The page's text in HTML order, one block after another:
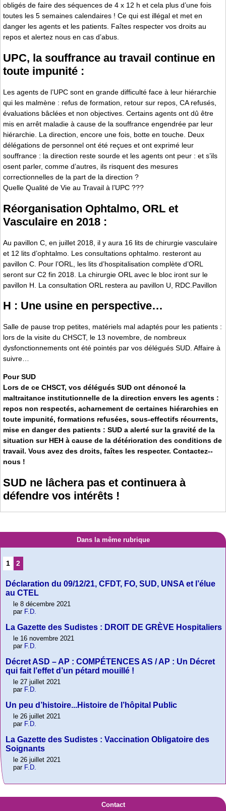
obligés de faire des séquences de 4 x 12 h et cela plus d’une fois
toutes les 5 semaines calendaires ! Ce qui est illégal et met en
danger les agents et les patients. Faîtes respecter vos droits au
repos et alertez nous en cas d’abus.
UPC, la souffrance au travail continue en
toute impunité :
Les agents de l’UPC sont en grande difficulté face à leur hiérarchie
qui les malmène : refus de formation, retour sur repos, CA refusés,
évaluations bâclées et non objectives. Certains agents ont dû être
mis en arrêt maladie à cause de la souffrance engendrée par leur
hiérarchie. La direction, encore une fois, botte en touche. Deux
délégations de personnel ont été reçues et ont exprimé leur
souffrance : la direction reste sourde et les agents ont peur : et s’ils
osent parler, comme d’autres, ils risquent des mesures
correctionnelles de la part de la direction ?
Quelle Qualité de Vie au Travail à l’UPC ???
Réorganisation Ophtalmo, ORL et
Vasculaire en 2018 :
Au pavillon C, en juillet 2018, il y aura 16 lits de chirurgie vasculaire
et 12 lits d’ophtalmo. Les consultations ophtalmo. resteront au
pavillon C. Pour l’ORL, les lits d’hospitalisation complète d’ORL
seront sur C2 fin 2018. La chirurgie ORL avec le bloc iront sur le
pavillon H. La consultation ORL restera au pavillon U, RDC.Pavillon
H : Une usine en perspective…
Salle de pause trop petites, matériels mal adaptés pour les patients :
lors de la visite du CHSCT, le 13 novembre, de nombreux
dysfonctionnements ont été pointés par vos délégués SUD. Affaire à
suivre…
Pour SUD
Lors de ce CHSCT, vos délégués SUD ont dénoncé la
maltraitance institutionnelle de la direction envers les agents :
repos non respectés, acharnement de certaines hiérarchies en
toute impunité, formations refusées, sous­-effectifs récurrents,
mise en danger des patients : SUD a alerté sur la gravité de la
situation sur HEH à cause de la détérioration des conditions de
travail. Vous avez des droits, faîtes les respecter. Contactez-­
nous !
SUD ne lâchera pas et continuera à
défendre vos intérêts !
Dans la même rubrique
1 2
Déclaration du 09/12/21, CFDT, FO, SUD, UNSA et l’élue
au CTEL
le 8 décembre 2021
par F.D.
La Gazette des Sudistes : DROIT DE GRÈVE Hospitaliers
le 16 novembre 2021
par F.D.
Décret ASD – AP : COMPÉTENCES AS / AP : Un Décret
qui fait l’effet d’un pétard mouillé !
le 27 juillet 2021
par F.D.
Un peu d’histoire...Histoire de l’hôpital Public
le 26 juillet 2021
par F.D.
La Gazette des Sudistes : Vaccination Obligatoire des
Soignants
le 26 juillet 2021
par F.D.
Contact